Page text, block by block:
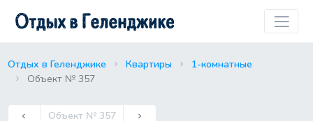
Отдых в Геленджике Квартиры
1-комнатные
Объект № 357
keyboard_arrow_left
PreviousОбъект № 357 keyboard_arrow_right